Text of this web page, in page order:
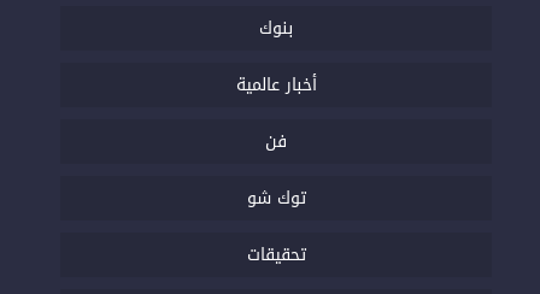
بنوك
أخبار عالمية
فن
توك شو
تحقيقات